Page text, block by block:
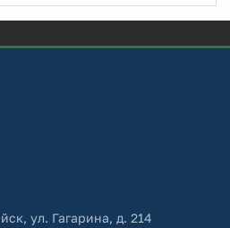
ул. Гагарина, д. 214